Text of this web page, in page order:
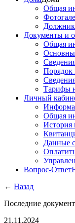
Общая
Документы и
Общая
Порядок
Тарифы
Личный
Общая
История
Данные
Вопрос-Ответ
← Назад
Последние
21.11.2024